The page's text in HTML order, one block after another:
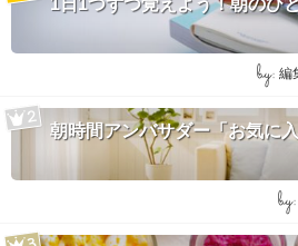
by: 編
朝時間アンバサダー「お気に
by: